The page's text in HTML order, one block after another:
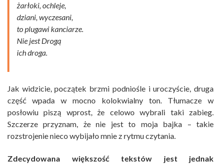
żarłoki, ochleje,
dziani, wyczesani,
to plugawi kanciarze.
Nie jest Drogą
ich droga.
Jak widzicie, początek brzmi podniośle i uroczyście, druga
część wpada w mocno kolokwialny ton. Tłumacze w
posłowiu piszą wprost, że celowo wybrali taki zabieg.
Szczerze przyznam, że nie jest to moja bajka – takie
rozstrojenie nieco wybijało mnie z rytmu czytania.
Zdecydowana większość tekstów jest jednak